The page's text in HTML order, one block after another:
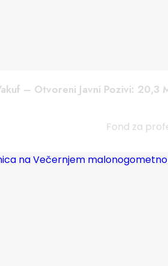
– Otvoreni Javni Pozivi: 20,3
Fond za